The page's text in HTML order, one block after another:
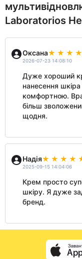
Laboratorios
Оксана
2026-07-23 14:08:10
Дуже хороший
нанесення
комфортною.
більш
щодня.
Надія
2025-09-15 14:04:06
Крем просто
шкіру. Я дуже
бренд.